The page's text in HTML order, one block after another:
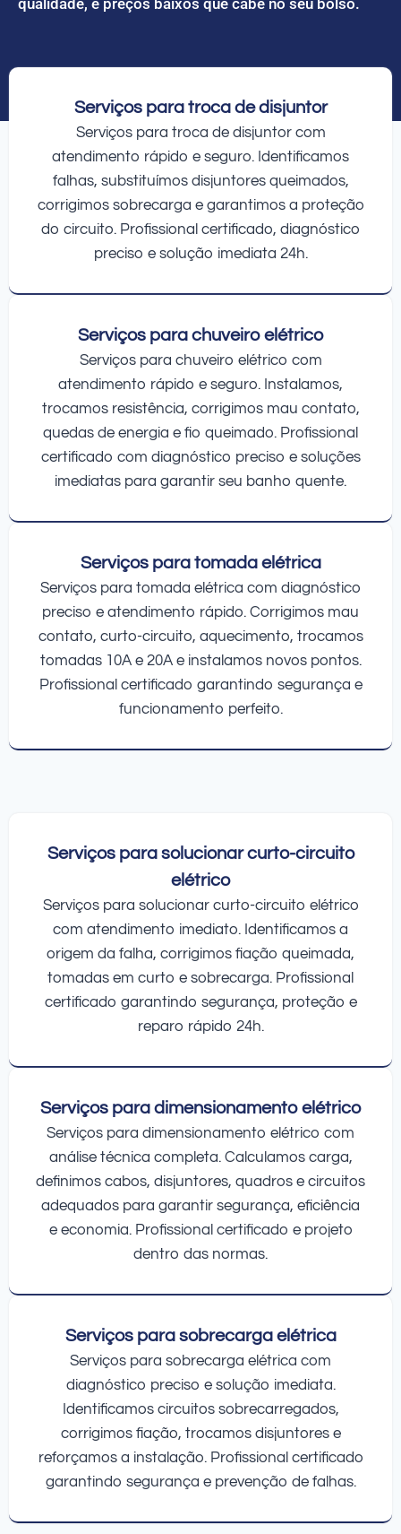
Serviços para troca de disjuntor
Serviços para troca de disjuntor com
atendimento rápido e seguro. Identificamos
falhas, substituímos disjuntores queimados,
corrigimos sobrecarga e garantimos a proteção
do circuito. Profissional certificado, diagnóstico
preciso e solução imediata 24h.
Serviços para chuveiro elétrico
Serviços para chuveiro elétrico com
atendimento rápido e seguro. Instalamos,
trocamos resistência, corrigimos mau contato,
quedas de energia e fio queimado. Profissional
certificado com diagnóstico preciso e soluções
imediatas para garantir seu banho quente.
Serviços para tomada elétrica
Serviços para tomada elétrica com diagnóstico
preciso e atendimento rápido. Corrigimos mau
contato, curto-circuito, aquecimento, trocamos
tomadas 10A e 20A e instalamos novos pontos.
Profissional certificado garantindo segurança e
funcionamento perfeito.
Serviços para solucionar curto-circuito
elétrico
Serviços para solucionar curto-circuito elétrico
com atendimento imediato. Identificamos a
origem da falha, corrigimos fiação queimada,
tomadas em curto e sobrecarga. Profissional
certificado garantindo segurança, proteção e
reparo rápido 24h.
Serviços para dimensionamento elétrico
Serviços para dimensionamento elétrico com
análise técnica completa. Calculamos carga,
definimos cabos, disjuntores, quadros e circuitos
adequados para garantir segurança, eficiência
e economia. Profissional certificado e projeto
dentro das normas.
Serviços para sobrecarga elétrica
Serviços para sobrecarga elétrica com
diagnóstico preciso e solução imediata.
Identificamos circuitos sobrecarregados,
corrigimos fiação, trocamos disjuntores e
reforçamos a instalação. Profissional certificado
garantindo segurança e prevenção de falhas.